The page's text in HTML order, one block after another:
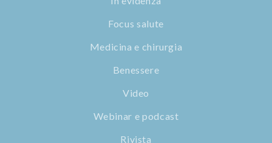
Focus salute
Medicina e chirurgia
Benessere
Video
Webinar e podcast
Rivista